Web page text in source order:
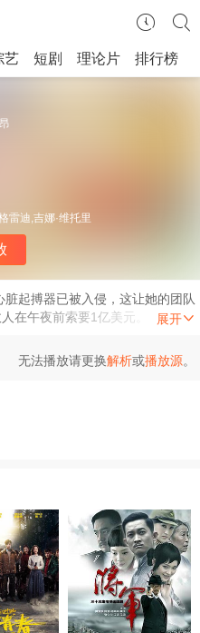
艺 短剧 理论片 排行榜
雷迪,吉娜·维托里
在午夜前索要1亿美元。
无法播放请更换解析或播放源。